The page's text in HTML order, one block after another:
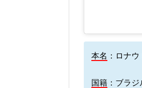
本名 ：ロナ
国籍 ：ブラジ